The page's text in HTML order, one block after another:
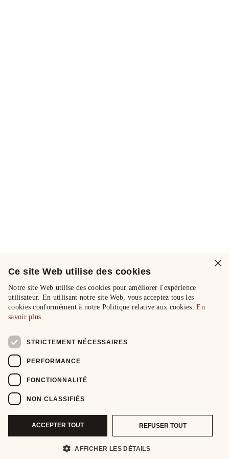
×
Ce site Web utilise des cookies
Notre site Web utilise des cookies pour améliorer l'expérience
utilisateur. En utilisant notre site Web, vous acceptez tous les
cookies conformément à notre Politique relative aux cookies.En
savoir plus
STRICTEMENT NÉCESSAIRES
PERFORMANCE
FONCTIONNALITÉ
NON CLASSIFIÉS
ACCEPTER TOUT REFUSER TOUT
AFFICHER LES DÉTAILS